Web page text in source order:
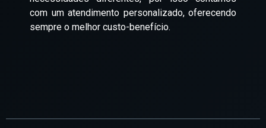
com um atendimento personalizado, oferecendo
sempre o melhor custo-benefício.